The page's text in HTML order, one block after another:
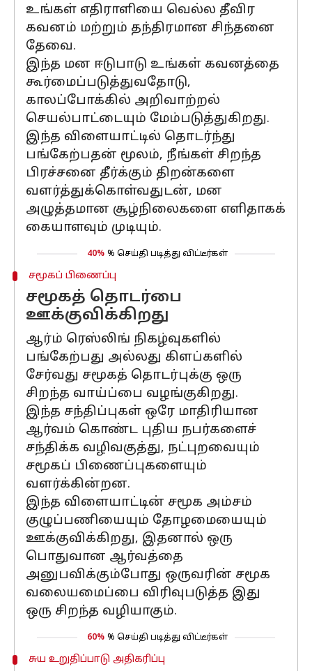
உங்கள் எதிராளியை வெல்ல தீவிர
கவனம் மற்றும் தந்திரமான சிந்தனை
தேவை.
இந்த மன ஈடுபாடு உங்கள் கவனத்தை
கூர்மைப்படுத்துவதோடு,
காலப்போக்கில் அறிவாற்றல்
செயல்பாட்டையும் மேம்படுத்துகிறது.
இந்த விளையாட்டில் தொடர்ந்து
பங்கேற்பதன் மூலம், நீங்கள் சிறந்த
பிரச்சனை தீர்க்கும் திறன்களை
வளர்த்துக்கொள்வதுடன், மன
அழுத்தமான சூழ்நிலைகளை எளிதாகக்
கையாளவும் முடியும்.
40% % செய்தி படித்து விட்டீர்கள்
சமூகப் பிணைப்பு
சமூகத் தொடர்பை
ஊக்குவிக்கிறது
ஆர்ம் ரெஸ்லிங் நிகழ்வுகளில்
பங்கேற்பது அல்லது கிளப்களில்
சேர்வது சமூகத் தொடர்புக்கு ஒரு
சிறந்த வாய்ப்பை வழங்குகிறது.
இந்த சந்திப்புகள் ஒரே மாதிரியான
ஆர்வம் கொண்ட புதிய நபர்களைச்
சந்திக்க வழிவகுத்து, நட்புறவையும்
சமூகப் பிணைப்புகளையும்
வளர்க்கின்றன.
இந்த விளையாட்டின் சமூக அம்சம்
குழுப்பணியையும் தோழமையையும்
ஊக்குவிக்கிறது, இதனால் ஒரு
பொதுவான ஆர்வத்தை
அனுபவிக்கும்போது ஒருவரின் சமூக
வலையமைப்பை விரிவுபடுத்த இது
ஒரு சிறந்த வழியாகும்.
60% % செய்தி படித்து விட்டீர்கள்
சுய உறுதிப்பாடு அதிகரிப்பு